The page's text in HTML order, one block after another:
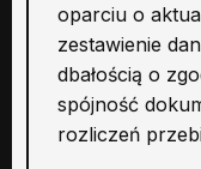
oparciu o
zestawienie
dbałością o
spójność
rozliczeń